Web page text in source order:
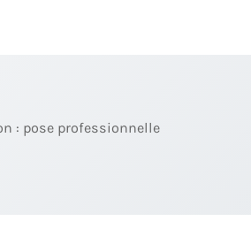
: pose professionnelle